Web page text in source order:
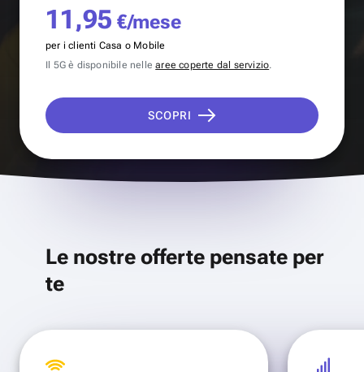
11,95 €/mese
per i clienti Casa o Mobile
Il 5G è disponibile nellearee coperte dal servizio.
SCOPRI
Le nostre offerte pensate per
te